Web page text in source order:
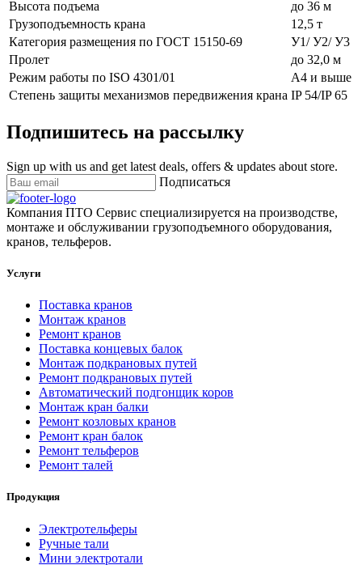
Высота подъема
до 36 м
Грузоподъемность крана
12,5 т
Категория размещения по ГОСТ 15150-69
У1/ У2/ У3
Пролет
до 32,0 м
Режим работы по ISO 4301/01
А4 и выше
Степень защиты механизмов передвижения крана IP 54/IP 65
Подпишитесь на рассылку
Sign up with us and get latest deals, offers & updates about store.
Подписаться
Компания ПТО Сервис специализируется на производстве,
монтаже и обслуживании грузоподъемного оборудования,
кранов, тельферов.
Услуги
Поставка кранов
Монтаж кранов
Ремонт кранов
Поставка концевых балок
Монтаж подкрановых путей
Ремонт подкрановых путей
Автоматический подгонщик коров
Монтаж кран балки
Ремонт козловых кранов
Ремонт кран балок
Ремонт тельферов
Ремонт талей
Продукция
Электротельферы
Ручные тали
Мини электротали